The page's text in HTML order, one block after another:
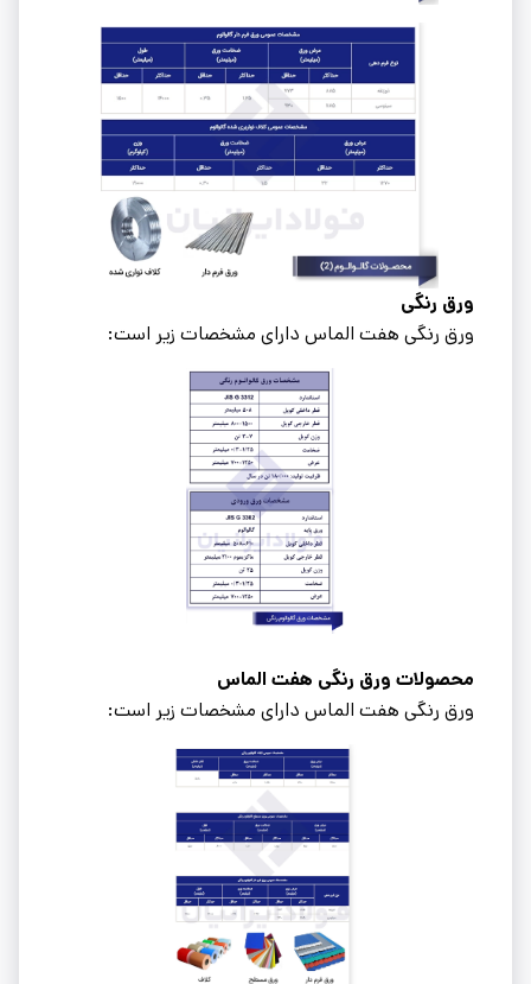
ورق رنگی
ورق رنگی هفت الماس دارای مشخصات زیر است:
محصولات ورق رنگی هفت الماس
ورق رنگی هفت الماس دارای مشخصات زیر است: